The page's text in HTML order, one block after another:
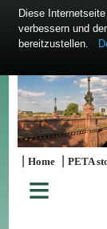
|Home |PETA
≡
Diese
verbessern und
bereitzustellen.